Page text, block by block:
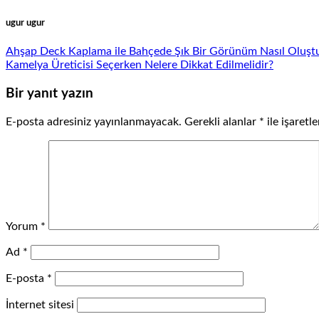
ugur ugur
Ahşap Deck Kaplama ile Bahçede Şık Bir Görünüm Nasıl
Kamelya Üreticisi Seçerken Nelere Dikkat Edilmelidir?
Bir yanıt yazın
E-posta adresiniz yayınlanmayacak. Gerekli alanlar * ile
Yorum *
Ad *
E-posta *
İnternet sitesi